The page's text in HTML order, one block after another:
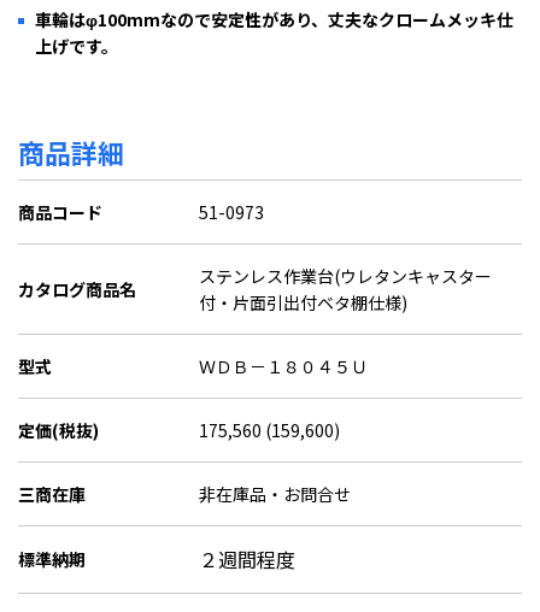
車輪はφ100mmなので安定性があり、丈夫なクロームメッキ仕
上げです。
商品詳細
商品コード 51-0973
カタログ商品名
ステンレス作業台(ウレタンキャスター
付・片面引出付ベタ棚仕様)
型式 ＷＤＢ－１８０４５Ｕ
定価(税抜) 175,560 (159,600)
三商在庫 非在庫品・お問合せ
標準納期 ２週間程度